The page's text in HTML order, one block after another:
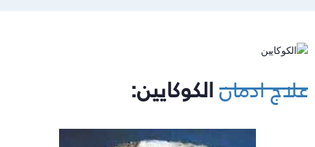
ادمانالكوكايين: